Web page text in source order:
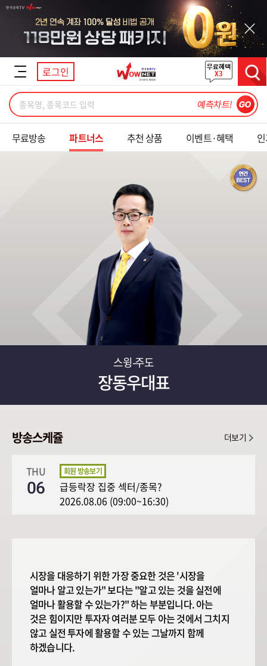
닫기
로그인
무료방송 파트너스 추천 상품 이벤트·혜택
스윙-주도
장동우대표
방송스케쥴 더보기
THU
06
급등락장 집중 섹터/종목?
2026.08.06 (09:00~16:30)
시장을 대응하기 위한 가장 중요한 것은 '시장을
얼마나 알고 있는가" 보다는 "알고 있는 것을 실전에
얼마나 활용할 수 있는가?" 하는 부분입니다. 아는
것은 힘이지만 투자자 여러분 모두 아는 것에서 그치지
않고 실전 투자에 활용할 수 있는 그날까지 함께